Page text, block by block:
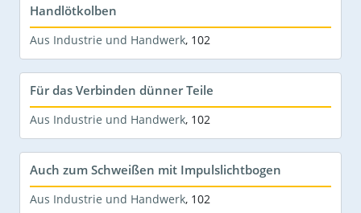
Handlötkolben
Aus Industrie und Handwerk, 102
Für das Verbinden dünner Teile
Aus Industrie und Handwerk, 102
Auch zum Schweißen mit Impulslichtbogen
Aus Industrie und Handwerk, 102